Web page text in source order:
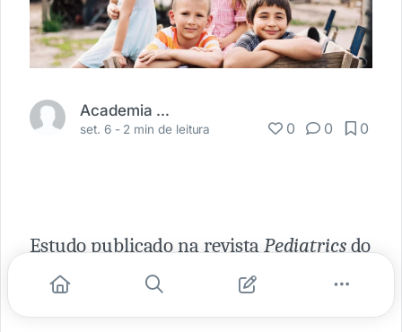
Academia Médica
set. 6 - 2 min de leitura 0 0 0
Estudo publicado na revistaPediatricsdo
último dia 2 de setembro indica que as